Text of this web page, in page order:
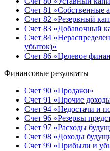
Счет 81 «Собственные
Счет 82 «Резервный
Счет 83 «Добавочный
Счет 84
убыток)»
Счет 86 «Целевое
Финансовые результаты
Счет 90 «Продажи»
Счет 91 «Прочие
Счет 94 «Недостачи и
Счет 96 «Резервы
Счет 97 «Расходы
Счет 98 «Доходы
Счет 99 «Прибыли и